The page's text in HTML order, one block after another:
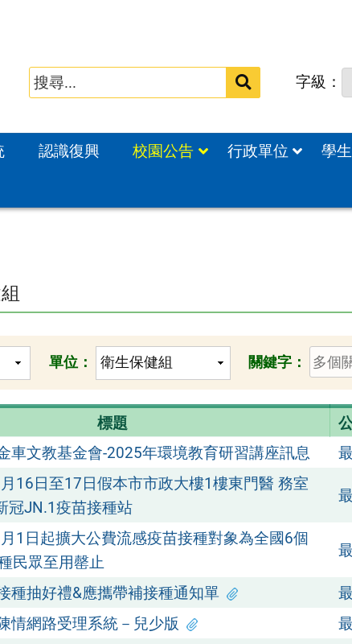
站
搜
字級：
認識復興 校園公告 行政單位 學
單位： 關鍵字：
標題
車文教基金會-2025年環境教育研習講座訊息
16日至17日假本市市政大樓1樓東門醫 務室
冠JN.1疫苗接種站
1日起擴大公費流感疫苗接種對象為全國6個
民眾至用罄止
種抽好禮&應攜帶補接種通知單
情網路受理系統－兒少版